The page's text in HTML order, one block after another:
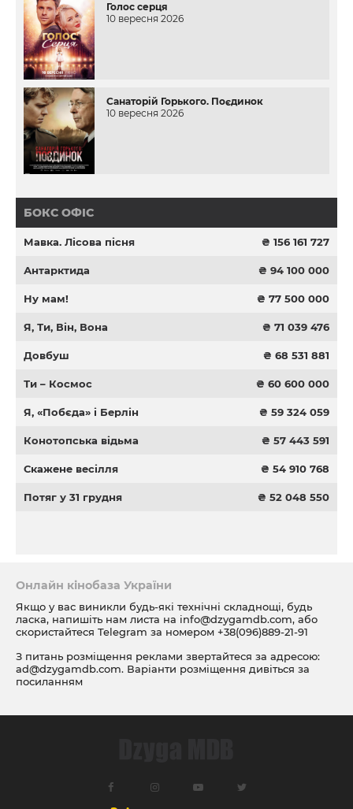
Голос серця
10 вересня 2026
Санаторій Горького. Поєдинок
10 вересня 2026
БОКС ОФІС
Мавка. Лісова пісня ₴ 156 161 727
Антарктида ₴ 94 100 000
Ну мам! ₴ 77 500 000
Я, Ти, Він, Вона ₴ 71 039 476
Довбуш ₴ 68 531 881
Ти – Космос ₴ 60 600 000
Я, «Побєда» і Берлін ₴ 59 324 059
Конотопська відьма ₴ 57 443 591
Скажене весілля ₴ 54 910 768
Потяг у 31 грудня ₴ 52 048 550
Онлайн кінобаза України
Якщо у вас виникли будь-які технічні складнощі, будь
ласка, напишіть нам листа на info@dzygamdb.com, або
скористайтеся Telegram за номером +38(096)889-21-91
З питань розміщення реклами звертайтеся за адресою:
ad@dzygamdb.com. Варіанти розміщення дивіться за
посиланням